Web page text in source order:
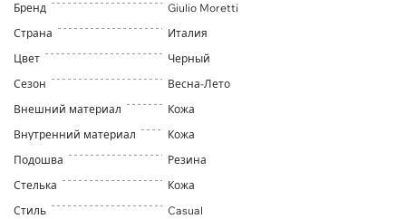
Бренд
Giulio Moretti
Страна
Италия
Цвет
Черный
Сезон
Весна-Лето
Внешний материал
Кожа
Внутренний материал
Кожа
Подошва
Резина
Стелька
Кожа
Стиль
Casual